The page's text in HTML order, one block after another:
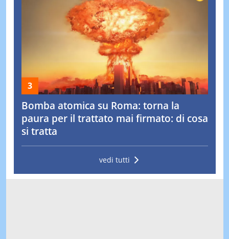
Bomba atomica su Roma: torna la
paura per il trattato mai firmato: di cosa
si tratta
vedi tutti